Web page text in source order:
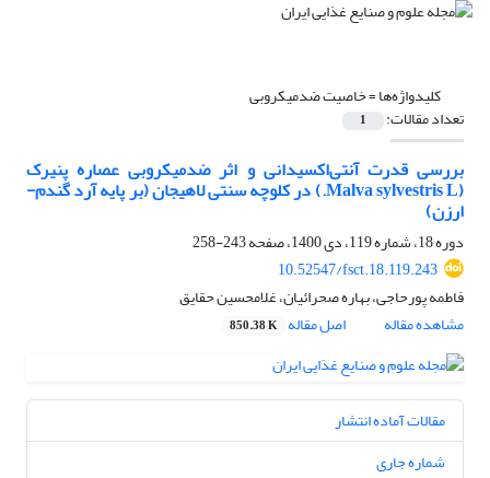
کلیدواژه‌ها =خاصیت ضدمیکروبی
تعداد مقالات: 1
بررسی قدرت آنتی‌اکسیدانی و اثر ضدمیکروبی عصاره پنیرک
(Malva sylvestris L.) در کلوچه سنتی لاهیجان (بر پایه آرد گندم-
ارزن)
دوره 18، شماره 119، دی 1400، صفحه
243-258
10.52547/fsct.18.119.243
فاطمه پورحاجی، بهاره صحرائیان، غلامحسین حقایق
مشاهده مقاله
اصل مقاله 850.38 K
مقالات آماده انتشار
شماره جاری